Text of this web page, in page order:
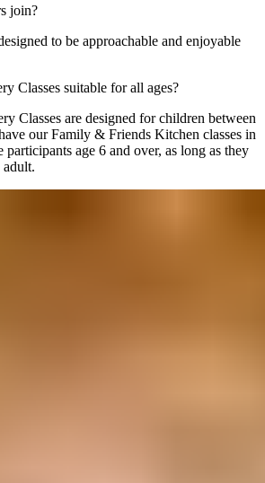
to be approachable and enjoyable
Classes are designed for children between
our Family & Friends Kitchen classes in
age 6 and over, as long as they